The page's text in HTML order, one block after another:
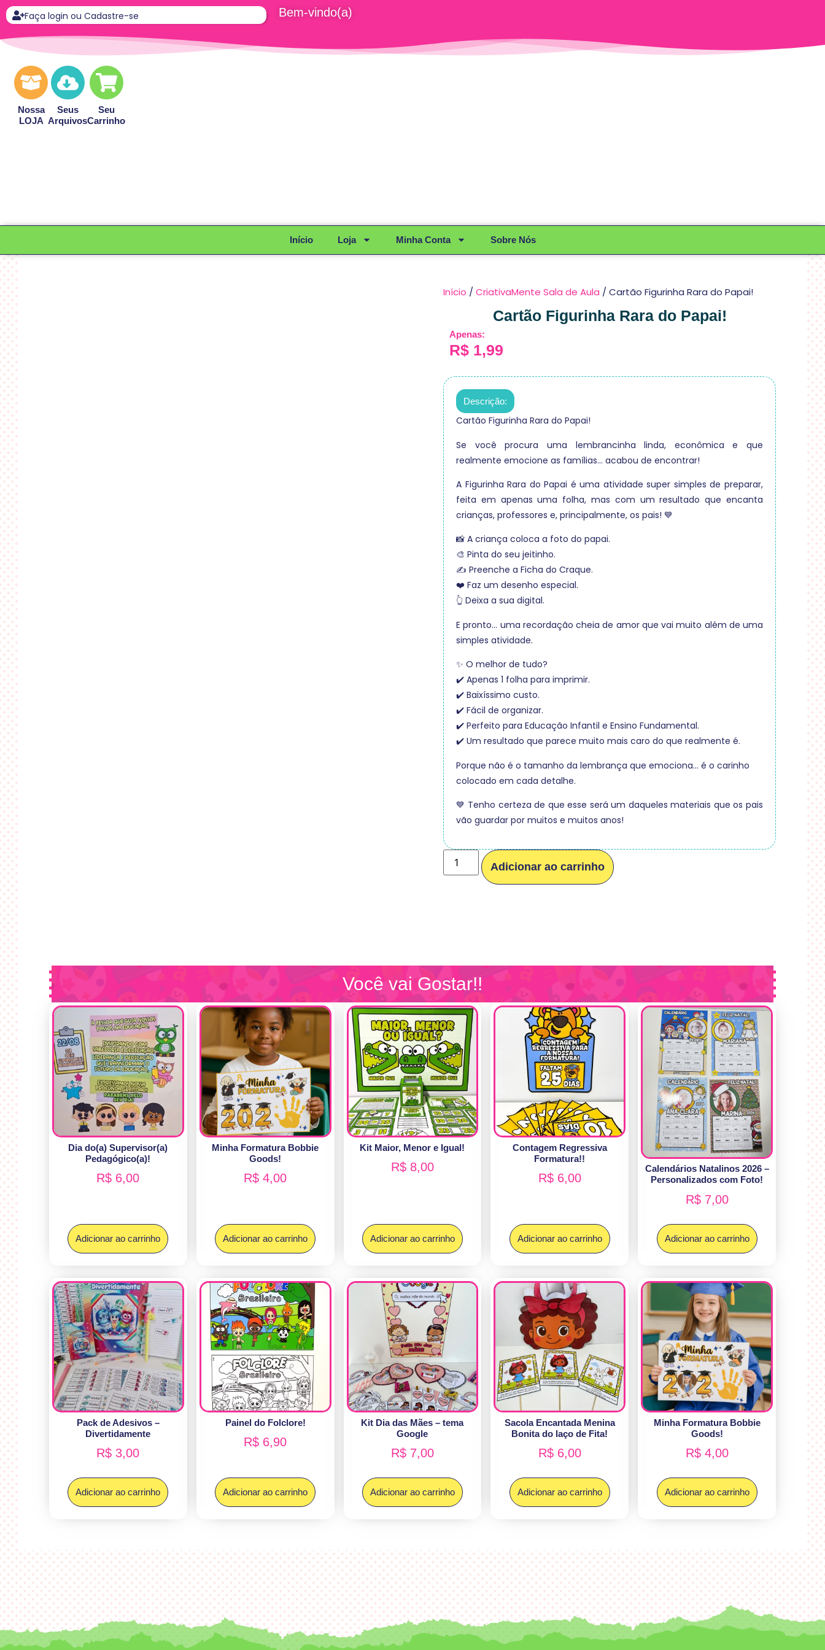
Faça login ou Cadastre-se Bem-vindo(a)
Nossa
LOJA
Seus
Arquivos
Seu
Carrinho
Início Loja Minha Conta Sobre Nós
Início /CriativaMente Sala de Aula / Cartão Figurinha Rara do Papai!
Cartão Figurinha Rara do Papai!
Apenas:
R$ 1,99
Descrição:
Cartão Figurinha Rara do Papai!
Se você procura uma lembrancinha linda, econômica e que
realmente emocione as famílias… acabou de encontrar!
A Figurinha Rara do Papai é uma atividade super simples de preparar,
feita em apenas uma folha, mas com um resultado que encanta
crianças, professores e, principalmente, os pais! 💙
📸 A criança coloca a foto do papai.
🎨 Pinta do seu jeitinho.
✍️ Preenche a Ficha do Craque.
❤️ Faz um desenho especial.
👆 Deixa a sua digital.
E pronto… uma recordação cheia de amor que vai muito além de uma
simples atividade.
✨ O melhor de tudo?
✔️ Apenas 1 folha para imprimir.
✔️ Baixíssimo custo.
✔️ Fácil de organizar.
✔️ Perfeito para Educação Infantil e Ensino Fundamental.
✔️ Um resultado que parece muito mais caro do que realmente é.
Porque não é o tamanho da lembrança que emociona… é o carinho
colocado em cada detalhe.
💙 Tenho certeza de que esse será um daqueles materiais que os pais
vão guardar por muitos e muitos anos!
Adicionar ao carrinho
Você vai Gostar!!
Dia do(a) Supervisor(a)
Pedagógico(a)!
R$ 6,00
Adicionar ao carrinho
Minha Formatura Bobbie
Goods!
R$ 4,00
Adicionar ao carrinho
Kit Maior, Menor e Igual!
R$8,00
Adicionar ao carrinho
Contagem Regressiva
Formatura!!
R$6,00
Adicionar ao carrinho
Calendários Natalinos 2026 –
Personalizados com Foto!
R$7,00
Adicionar ao carrinho
Pack de Adesivos –
Divertidamente
R$ 3,00
Adicionar ao carrinho
Painel do Folclore!
R$ 6,90
Adicionar ao carrinho
Kit Dia das Mães – tema
Google
R$7,00
Adicionar ao carrinho
Sacola Encantada Menina
Bonita do laço de Fita!
R$6,00
Adicionar ao carrinho
Minha Formatura Bobbie
Goods!
R$4,00
Adicionar ao carrinho